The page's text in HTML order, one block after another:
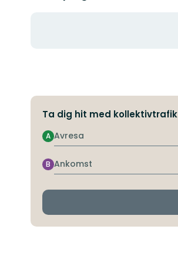
Ta dig hit med kollektivtrafik
Avresa
A
Ankomst
B